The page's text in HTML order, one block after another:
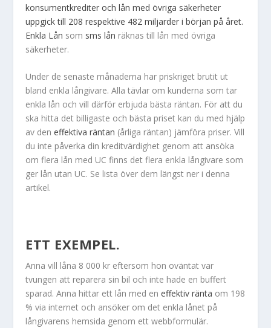
konsumentkrediter och lån med övriga säkerheter
uppgick till 208 respektive 482 miljarder i början på året.
Enkla Lån som sms lån räknas till lån med övriga
säkerheter.
Under de senaste månaderna har priskriget brutit ut
bland enkla långivare. Alla tävlar om kunderna som tar
enkla lån och vill därför erbjuda bästa räntan. För att du
ska hitta det billigaste och bästa priset kan du med hjälp
av deneffektiva räntan (årliga räntan) jämföra priser. Vill
du inte påverka din kreditvärdighet genom att ansöka
om flera lån med UC finns det flera enkla långivare som
ger lån utan UC. Se lista över dem längst ner i denna
artikel.
ETT EXEMPEL.
Anna vill låna 8 000 kr eftersom hon oväntat var
tvungen att reparera sin bil och inte hade en buffert
sparad. Anna hittar ett lån med eneffektiv ränta om 198
% via internet och ansöker om det enkla lånet på
långivarens hemsida genom ett webbformulär.